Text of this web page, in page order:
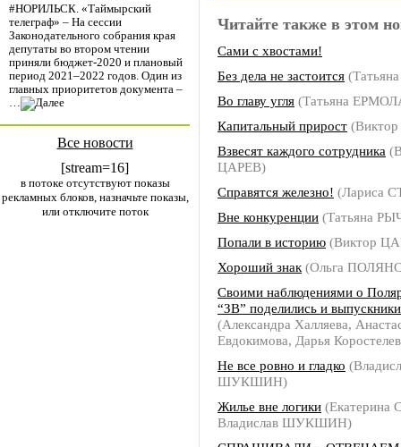
#НОРИЛЬСК. «Таймырский
телеграф» – На сессии
Законодательного собрания края
депутаты во втором чтении
приняли бюджет-2020 и плановый
период 2021–2022 годов. Один из
главных приоритетов документа –
…
Все новости
[stream=16]
в потоке отсутствуют показы
рекламных блоков, назначьте показы,
или отключите поток
Читайте также в этом
Сами с хвостами!
Без дела не застоится
Во главу угля (Татьяна
Капитальный прирост
Взвесят каждого сотрудника
ЦАРЕВ)
Справятся железно! (Лариса
Вне конкуренции (Татьяна
Попали в историю (Виктор
Хороший знак (Ольга
Своими наблюдениями о
“ЗВ” поделились и
(Александра Халляева,
Евдокимова, Дарья
Не все ровно и гладко
ШУКШИН)
Жилье вне логики
Владислав ШУКШИН)